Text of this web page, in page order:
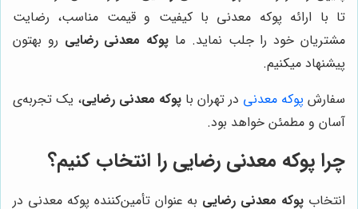
تا با ارائه پوکه معدنی با کیفیت و قیمت مناسب، رضایت
مشتریان خود را جلب نماید. ما پوکه معدنی رضایی رو بهتون
پیشنهاد میکنیم.
سفارش پوکه معدنی در تهران با پوکه معدنی رضایی، یک تجربه‌ی
آسان و مطمئن خواهد بود.
چرا پوکه معدنی رضایی را انتخاب کنیم؟
انتخاب پوکه معدنی رضایی به عنوان تأمین‌کننده پوکه معدنی در